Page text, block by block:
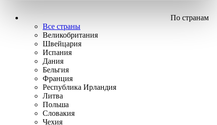
По странам
Все страны
Великобритания
Швейцария
Испания
Дания
Бельгия
Франция
Республика Ирландия
Литва
Польша
Словакия
Чехия